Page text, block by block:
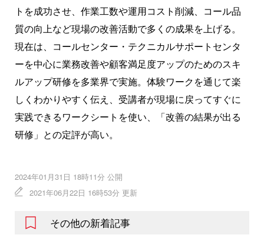
トを成功させ、作業工数や運用コスト削減、コール品
質の向上など現場の改善活動で多くの成果を上げる。
現在は、コールセンター・テクニカルサポートセンタ
ーを中心に業務改善や顧客満足度アップのためのスキ
ルアップ研修を多業界で実施。体験ワークを通じて楽
しくわかりやすく伝え、受講者が現場に戻ってすぐに
実践できるワークシートを使い、「改善の結果が出る
研修」との定評が高い。
2024年01月31日 18時11分 公開
2021年06月22日 16時53分 更新
その他の新着記事